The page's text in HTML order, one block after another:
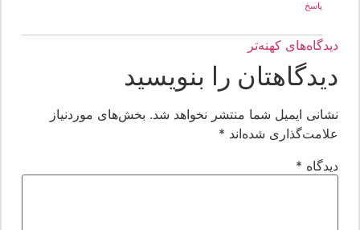
کهنه‌تر
را بنویسید
ایمیل شما منتشر نخواهد شد. بخش‌های موردنیاز
شده‌اند*
*